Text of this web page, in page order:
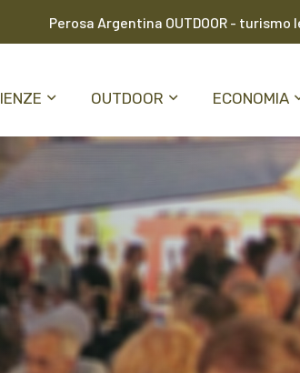
Perosa Argentina OUTDOOR -
OUTDOOR ECONOMIA